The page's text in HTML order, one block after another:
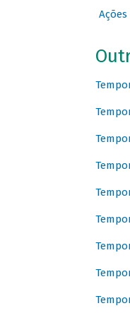
Ações